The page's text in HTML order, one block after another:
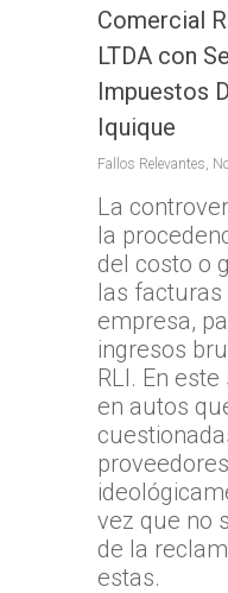
Comercial
LTDA con
Impuestos
Iquique
Fallos Relevantes
La
la
del costo o
las facturas
empresa,
ingresos
RLI. En
en autos
vez que no
de la
estas.